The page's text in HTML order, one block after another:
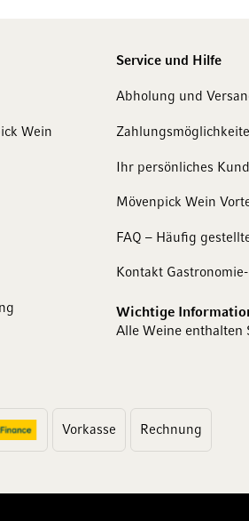
Wein
Service und Hilfe
Abholung und
Ihr persönliches
Mövenpick Wein
FAQ – Häufig
Kontakt
Wichtige
Alle Weine enthalten
Vorkasse Rechnung